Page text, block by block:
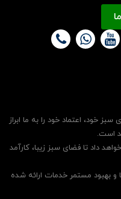
خود، اعتماد خود را به ما ابراز
است.
داد تا فضای سبز زیبا، کارآمد
و بهبود مستمر خدمات ارائه شده